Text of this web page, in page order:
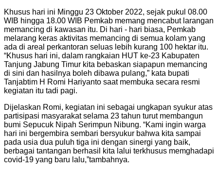
Khusus hari ini Minggu 23 Oktober 2022, sejak pukul 08.00
WIB hingga 18.00 WIB Pemkab memang mencabut larangan
memancing di kawasan itu. Di hari - hari biasa, Pemkab
melarang keras aktivitas memancing di semua kolam yang
ada di areal perkantoran seluas lebih kurang 100 hektar itu.
“Khusus hari ini, dalam rangkaian HUT ke-23 Kabupaten
Tanjung Jabung Timur kita bebaskan siapapun memancing
di sini dan hasilnya boleh dibawa pulang,” kata bupati
Tanjabtim H Romi Hariyanto saat membuka secara resmi
kegiatan itu tadi pagi.
Dijelaskan Romi, kegiatan ini sebagai ungkapan syukur atas
partisipasi masyarakat selama 23 tahun turut membangun
bumi Sepucuk Nipah Serimpun Nibung. “Kami ingin warga
hari ini bergembira sembari bersyukur bahwa kita sampai
pada usia dua puluh tiga ini dengan sinergi yang baik,
berbagai tantangan berhasil kita lalui terkhusus memghadapi
covid-19 yang baru lalu,”tambahnya.